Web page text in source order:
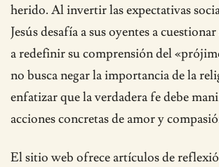
herido. Al invertir las expectativas
Jesús desafía a sus oyentes a
a redefinir su comprensión del
no busca negar la importancia de la
enfatizar que la verdadera fe debe
acciones concretas de amor y
El sitio web ofrece artículos de